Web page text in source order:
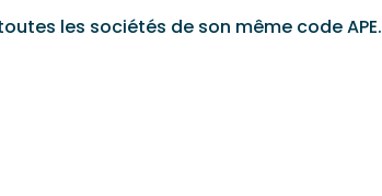
les sociétés de son même code APE.